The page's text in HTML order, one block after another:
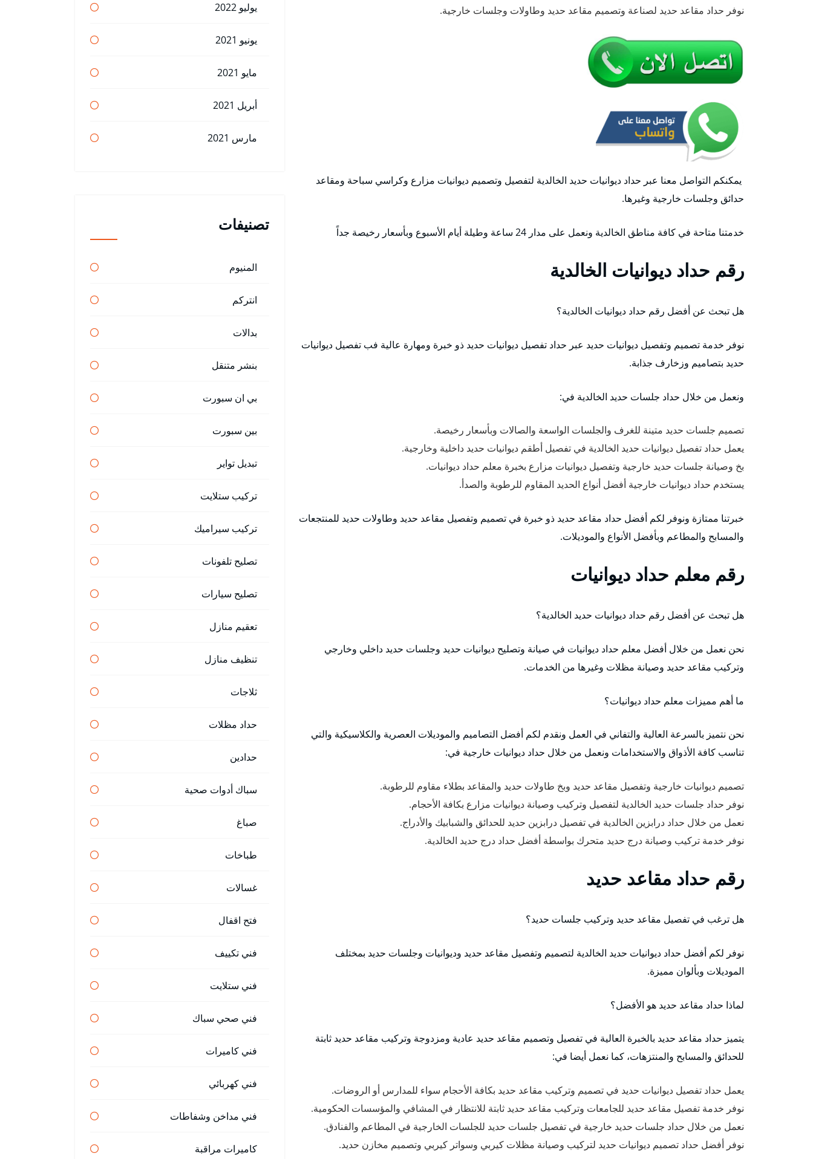
نوفر حداد مقاعد حديد لصناعة وتصميم مقاعد حديد وطاولات وجلسات خارجية.
يمكنكم التواصل معنا عبر حداد ديوانيات حديد الخالدية لتفصيل وتصميم ديوانيات مزارع وكراسي سباحة ومقاعد
حدائق وجلسات خارجية وغيرها.
خدمتنا متاحة في كافة مناطق الخالدية ونعمل على مدار 24 ساعة وطيلة أيام الأسبوع وبأسعار رخيصة جداً
رقم حداد ديوانيات الخالدية
هل تبحث عن أفضل رقم حداد ديوانيات الخالدية؟
نوفر خدمة تصميم وتفصيل ديوانيات حديد عبر حداد تفصيل ديوانيات حديد ذو خبرة ومهارة عالية فب تفصيل ديوانيات
حديد بتصاميم وزخارف جذابة.
ونعمل من خلال حداد جلسات حديد الخالدية في:
تصميم جلسات حديد متينة للغرف والجلسات الواسعة والصالات وبأسعار رخيصة.
يعمل حداد تفصيل ديوانيات حديد الخالدية في تفصيل أطقم ديوانيات حديد داخلية وخارجية.
بخ وصيانة جلسات حديد خارجية وتفصيل ديوانيات مزارع بخبرة معلم حداد ديوانيات.
يستخدم حداد ديوانيات خارجية أفضل أنواع الحديد المقاوم للرطوبة والصدأ.
خبرتنا ممتازة ونوفر لكم أفضل حداد مقاعد حديد ذو خبرة في تصميم وتفصيل مقاعد حديد وطاولات حديد للمنتجعات
والمسابح والمطاعم وبأفضل الأنواع والموديلات.
رقم معلم حداد ديوانيات
هل تبحث عن أفضل رقم حداد ديوانيات حديد الخالدية؟
نحن نعمل من خلال أفضل معلم حداد ديوانيات في صيانة وتصليح ديوانيات حديد وجلسات حديد داخلي وخارجي
وتركيب مقاعد حديد وصيانة مظلات وغيرها من الخدمات.
ما أهم مميزات معلم حداد ديوانيات؟
نحن نتميز بالسرعة العالية والتفاني في العمل ونقدم لكم أفضل التصاميم والموديلات العصرية والكلاسيكية والتي
تناسب كافة الأذواق والاستخدامات ونعمل من خلال حداد ديوانيات خارجية في:
تصميم ديوانيات خارجية وتفصيل مقاعد حديد وبخ طاولات حديد والمقاعد بطلاء مقاوم للرطوبة.
نوفر حداد جلسات حديد الخالدية لتفصيل وتركيب وصيانة ديوانيات مزارع بكافة الأحجام.
نعمل من خلال حداد درابزين الخالدية في تفصيل درابزين حديد للحدائق والشبابيك والأدراج.
نوفر خدمة تركيب وصيانة درج حديد متحرك بواسطة أفضل حداد درج حديد الخالدية.
رقم حداد مقاعد حديد
هل ترغب في تفصيل مقاعد حديد وتركيب جلسات حديد؟
نوفر لكم أفضل حداد ديوانيات حديد الخالدية لتصميم وتفصيل مقاعد حديد وديوانيات وجلسات حديد بمختلف
الموديلات وبألوان مميزة.
لماذا حداد مقاعد حديد هو الأفضل؟
يتميز حداد مقاعد حديد بالخبرة العالية في تفصيل وتصميم مقاعد حديد عادية ومزدوجة وتركيب مقاعد حديد ثابتة
للحدائق والمسابح والمنتزهات، كما نعمل أيضا في:
يعمل حداد تفصيل ديوانيات حديد في تصميم وتركيب مقاعد حديد بكافة الأحجام سواء للمدارس أو الروضات.
نوفر خدمة تفصيل مقاعد حديد للجامعات وتركيب مقاعد حديد ثابتة للانتظار في المشافي والمؤسسات الحكومية.
نعمل من خلال حداد جلسات حديد خارجية في تفصيل جلسات حديد للجلسات الخارجية في المطاعم والفنادق.
نوفر أفضل حداد تصميم ديوانيات حديد لتركيب وصيانة مظلات كيربي وسواتر كيربي وتصميم مخازن حديد.
يوليو 2022
يونيو 2021
مايو 2021
أبريل 2021
مارس 2021
تصنيفات
المنيوم
انتركم
بدالات
بنشر متنقل
بي ان سبورت
بين سبورت
تبديل تواير
تركيب ستلايت
تركيب سيراميك
تصليح تلفونات
تصليح سيارات
تعقيم منازل
تنظيف منازل
ثلاجات
حداد مظلات
حدادين
سباك أدوات صحية
صباغ
طباخات
غسالات
فتح اقفال
فني تكييف
فني ستلايت
فني صحي سباك
فني كاميرات
فني كهربائي
فني مداخن وشفاطات
كاميرات مراقبة